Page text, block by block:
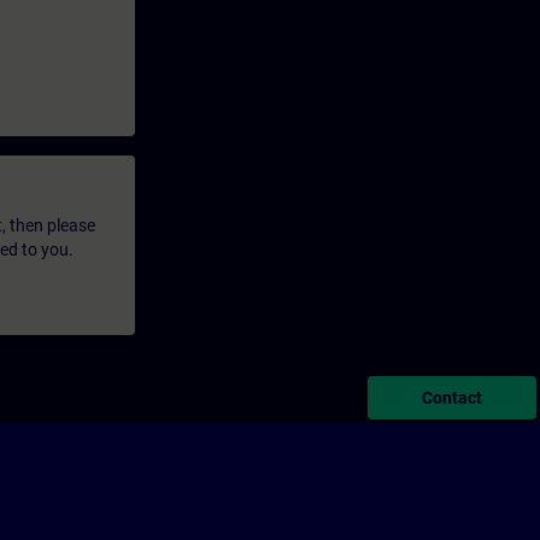
then please
to you.
Contact